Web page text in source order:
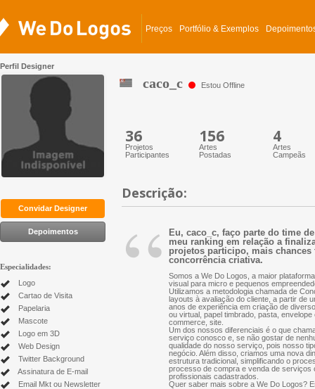
Preços Portfólio & Exemplos
Convidar Designer
Depoimentos
Especialidades:
Logo
Cartao de Visita
Papelaria
Mascote
Logo em 3D
Web Design
Twitter Background
Assinatura de E-mail
Email Mkt ou Newsletter
caco_c Estou Offline
Perfil Designer
36
Projetos
Participantes
156
Artes
Postadas
4
Artes
Campeãs
Descrição:
“
Eu, caco_c, faço parte do time
meu ranking em relação a
projetos participo, mais
concorrência criativa.
Somos a We Do Logos, a maior
visual para micro e pequenos
Utilizamos a metodologia chamada de
layouts à avaliação do cliente, a partir de
anos de experiência em criação de
ou virtual, papel timbrado, pasta,
commerce, site.
Um dos nossos diferenciais é o que
serviço conosco e, se não gostar de
qualidade do nosso serviço, pois nosso
negócio. Além disso, criamos uma nova
estrutura tradicional, simplificando o
processo de compra e venda de serviços
profissionais cadastrados.
Quer saber mais sobre a We Do Logos?